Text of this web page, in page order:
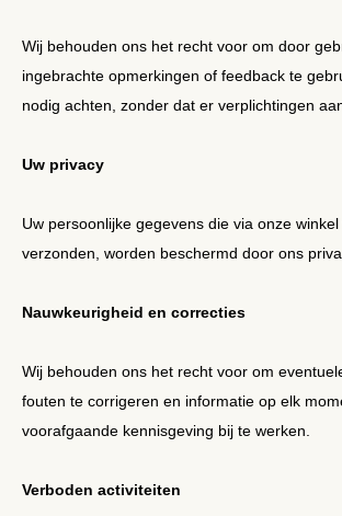
Wij behouden ons het recht voor om door
ingebrachte opmerkingen of feedback te
nodig achten, zonder dat er verplichtingen
Uw privacy
Uw persoonlijke gegevens die via onze
verzonden, worden beschermd door ons
Nauwkeurigheid en correcties
Wij behouden ons het recht voor om
fouten te corrigeren en informatie op elk
voorafgaande kennisgeving bij te werken.
Verboden activiteiten